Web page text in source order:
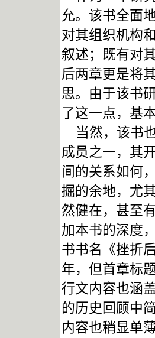
允。该书全面
对其组织机构
叙述；既有对
后两章更是将
思。由于该书
了这一点，基
当然，该书
成员之一，其
间的关系如何
掘的余地，尤
然健在，甚至
加本书的深度
书书名《挫折
年，但首章标
行文内容也涵
的历史回顾中
内容也稍显单薄